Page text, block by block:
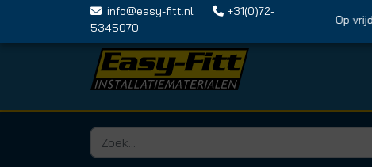
info@easy-fitt.nl
+31(0)72-
5345070
Op